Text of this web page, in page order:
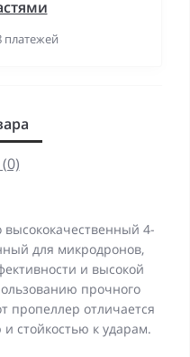
высококачественный 4-
для микродронов,
и высокой
прочного
пропеллер отличается
стойкостью к ударам.